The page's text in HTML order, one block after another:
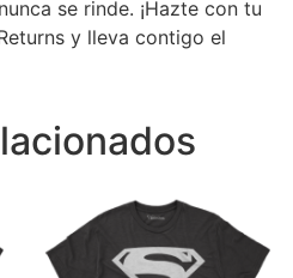
se rinde. ¡Hazte con tu
y lleva contigo el